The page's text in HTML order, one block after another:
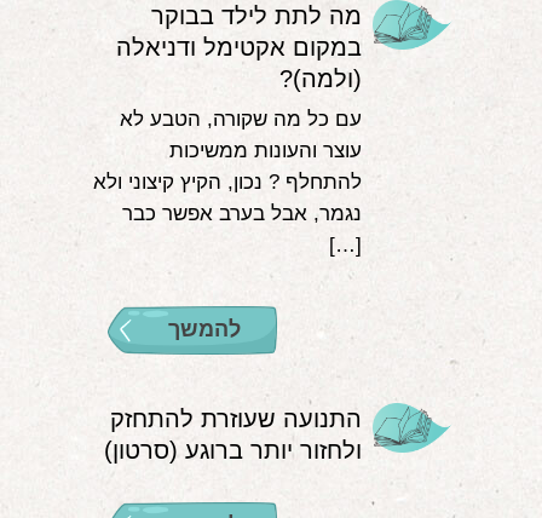
מה לתת לילד בבוקר
במקום אקטימל ודניאלה
(ולמה)?
עם כל מה שקורה, הטבע לא
עוצר והעונות ממשיכות
להתחלף ? נכון, הקיץ קיצוני ולא
נגמר, אבל בערב אפשר כבר
[…]
להמשך
התנועה שעוזרת להתחזק
ולחזור יותר ברוגע (סרטון)